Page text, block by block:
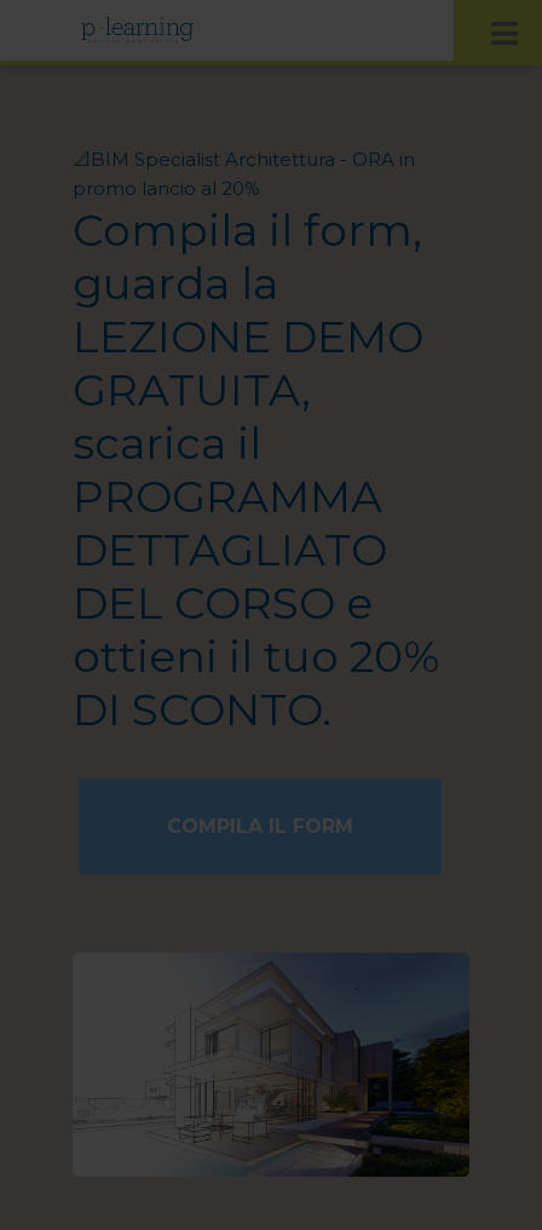
📐​BIM Specialist Architettura - ORA in
promo lancio al 20%
Compila il form,
guarda la
LEZIONE DEMO
GRATUITA,
scarica il
PROGRAMMA
DETTAGLIATO
DEL CORSO e
ottieni il tuo 20%
DI SCONTO.
COMPILA IL FORM